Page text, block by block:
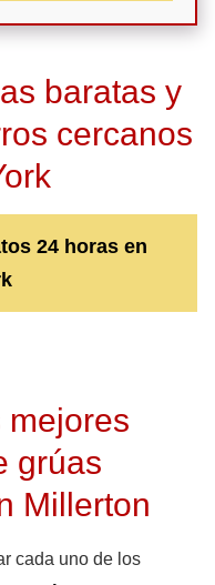
baratas y
cercanos
24 horas en
mejores
grúas
Millerton
cada uno de los